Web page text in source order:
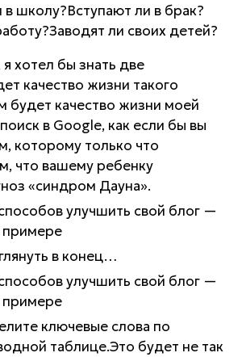
школу?Вступают ли в брак?
ли своих детей?
хотел бы знать две
качество жизни такого
будет качество жизни моей
в Google, как если бы вы
которому только что
что вашему ребенку
«синдром Дауна».
в конец…
ключевые слова по
таблице.Это будет не так